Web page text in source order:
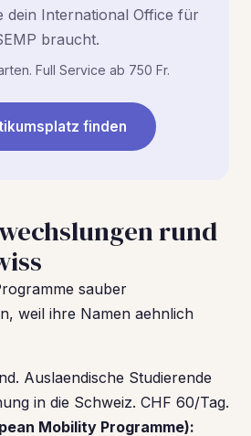
dein International Office für
braucht.
Full Service ab 750 Fr.
finden
rund
sauber
weil ihre Namen aehnlich
Auslaendische Studierende
in die Schweiz. CHF 60/Tag.
Mobility Programme):